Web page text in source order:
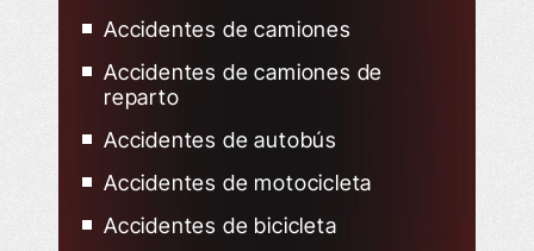
Accidentes de camiones
Accidentes de camiones de
reparto
Accidentes de autobús
Accidentes de motocicleta
Accidentes de bicicleta